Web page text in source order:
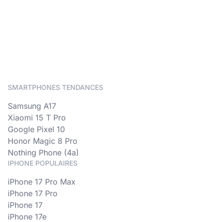
SMARTPHONES TENDANCES
Samsung A17
Xiaomi 15 T Pro
Google Pixel 10
Honor Magic 8 Pro
Nothing Phone (4a)
IPHONE POPULAIRES
iPhone 17 Pro Max
iPhone 17 Pro
iPhone 17
iPhone 17e